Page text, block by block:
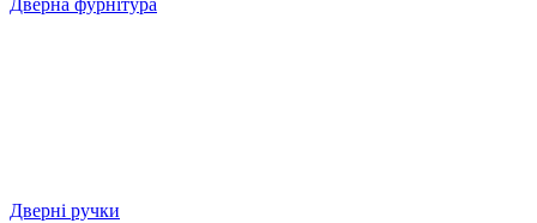
Дверна фурнітура
Дверні ручки